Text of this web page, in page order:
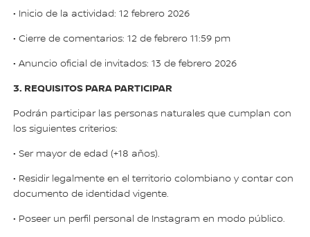
• Inicio de la actividad: 12 febrero 2026
• Cierre de comentarios: 12 de febrero 11:59 pm
• Anuncio oficial de invitados: 13 de febrero 2026
3. REQUISITOS PARA PARTICIPAR
Podrán participar las personas naturales que cumplan con
los siguientes criterios:
• Ser mayor de edad (+18 años).
• Residir legalmente en el territorio colombiano y contar con
documento de identidad vigente.
• Poseer un perfil personal de Instagram en modo público.